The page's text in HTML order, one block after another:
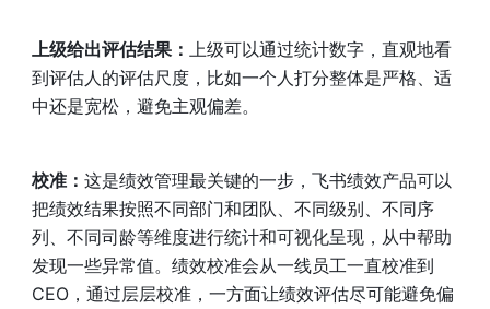
上级给出评估结果： 上级可以通过统计数字，直观地看
到评估人的评估尺度，比如一个人打分整体是严格、适
中还是宽松，避免主观偏差。
校准： 这是绩效管理最关键的一步，飞书绩效产品可以
把绩效结果按照不同部门和团队、不同级别、不同序
列、不同司龄等维度进行统计和可视化呈现，从中帮助
发现一些异常值。绩效校准会从一线员工一直校准到
CEO，通过层层校准，一方面让绩效评估尽可能避免偏